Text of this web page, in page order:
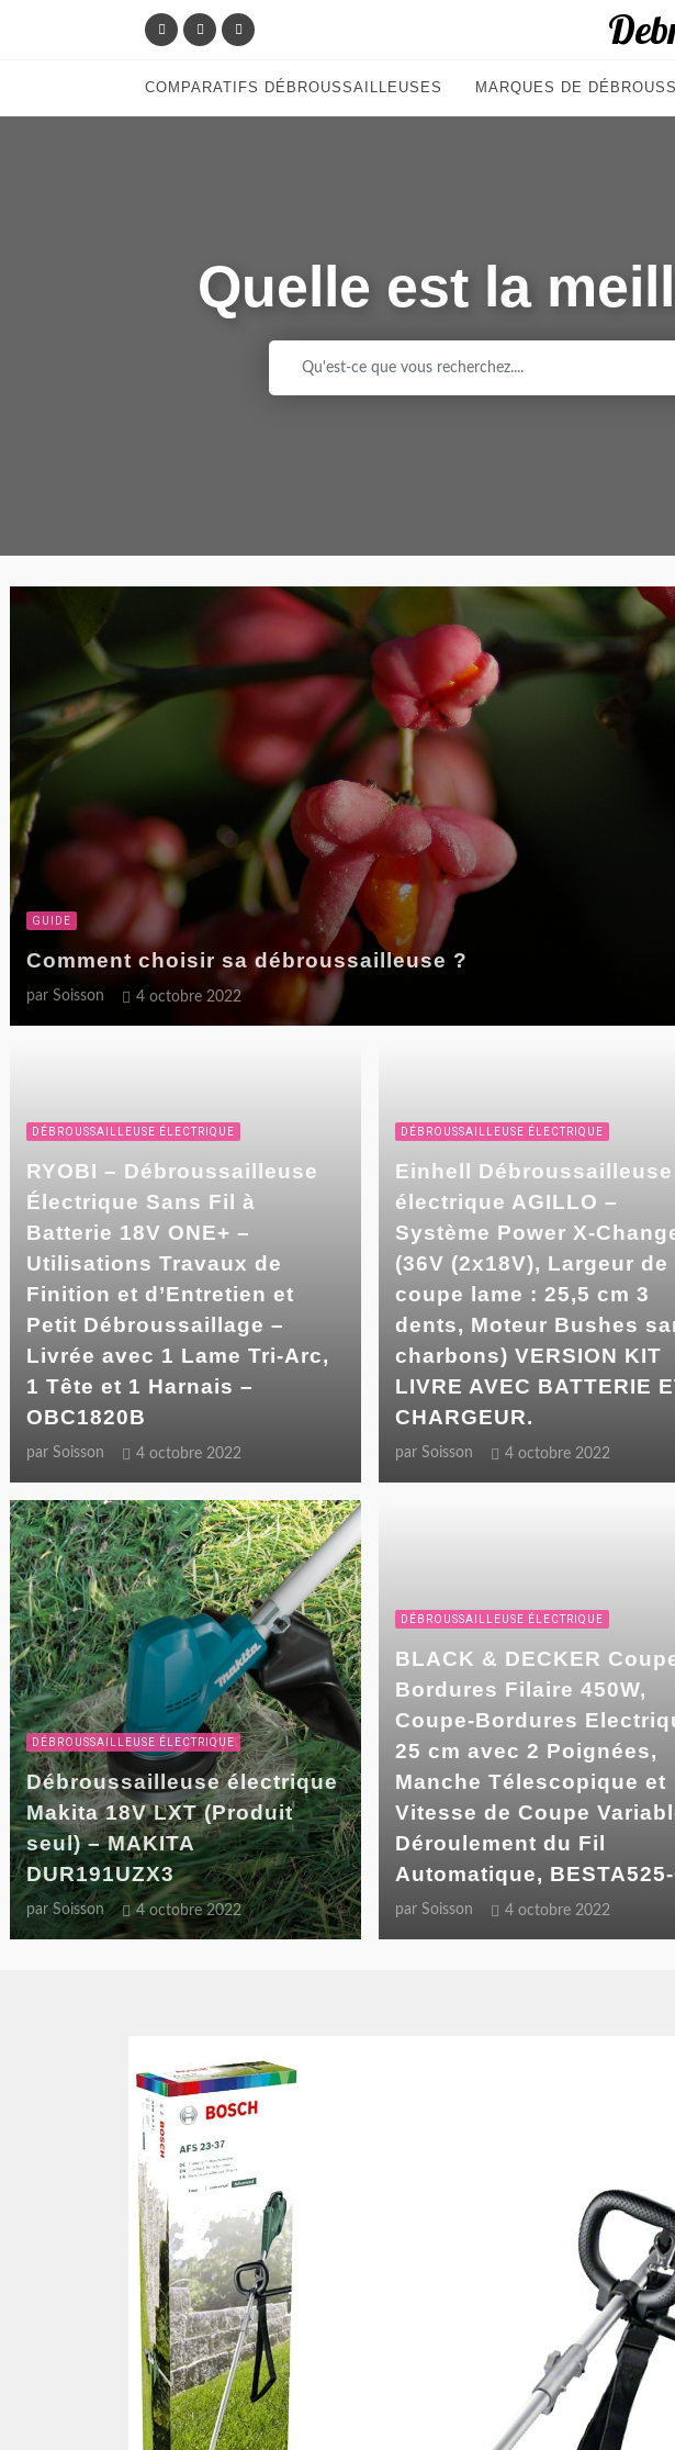
COMPARATIFS DÉBROUSSAILLEUSES MARQUES DE
Quelle est la
GUIDE
Comment choisir sa débroussailleuse ?
par Soisson 4 octobre 2022
DÉBROUSSAILLEUSE ÉLECTRIQUE
RYOBI – Débroussailleuse
Électrique Sans Fil à
Batterie 18V ONE+ –
Utilisations Travaux de
Finition et d’Entretien et
Petit Débroussaillage –
Livrée avec 1 Lame Tri-Arc,
1 Tête et 1 Harnais –
OBC1820B
par Soisson 4 octobre 2022
DÉBROUSSAILLEUSE ÉLECTRIQUE
Einhell Débroussailleuse
électrique AGILLO –
Système Power X-
(36V (2x18V), Largeur de
coupe lame : 25,5 cm 3
dents, Moteur Bushes
charbons) VERSION KIT
LIVRE AVEC BATTERIE
CHARGEUR.
parSoisson 4 octobre 2022
DÉBROUSSAILLEUSE ÉLECTRIQUE
Débroussailleuse électrique
Makita 18V LXT (Produit
seul) – MAKITA
DUR191UZX3
par Soisson 4 octobre 2022
DÉBROUSSAILLEUSE ÉLECTRIQUE
BLACK & DECKER
Bordures Filaire 450W,
Coupe-Bordures
25 cm avec 2 Poignées,
Manche Télescopique et
Vitesse de Coupe
Déroulement du Fil
Automatique, BESTA525-
parSoisson 4 octobre 2022